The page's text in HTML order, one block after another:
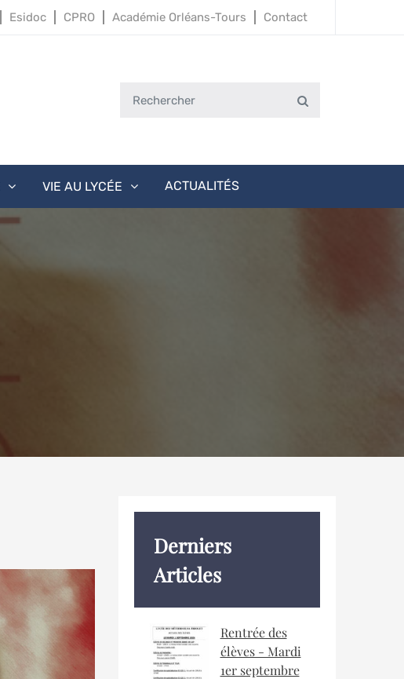
Esidoc CPRO Académie Orléans-Tours Contact
for:
Search
VIE AU LYCÉE ACTUALITÉS
Derniers
Articles
Rentrée des
élèves - Mardi
1er septembre